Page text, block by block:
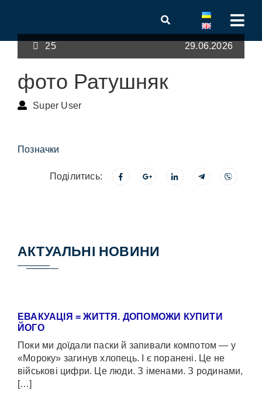
25 29.06.2026
фото Ратушняк
Super User
Позначки
Поділитись:
АКТУАЛЬНІ НОВИНИ
ЕВАКУАЦІЯ = ЖИТТЯ. ДОПОМОЖИ КУПИТИ
ЙОГО
Поки ми доїдали паски й запивали компотом — у
«Мороку» загинув хлопець. І є поранені. Це не
військові цифри. Це люди. З іменами. З родинами,
[…]